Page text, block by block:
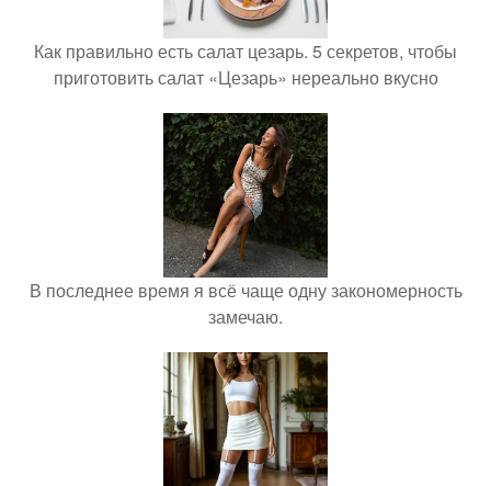
Как правильно есть салат цезарь. 5 секретов, чтобы
приготовить салат «Цезарь» нереально вкусно
В последнее время я всё чаще одну закономерность
замечаю.